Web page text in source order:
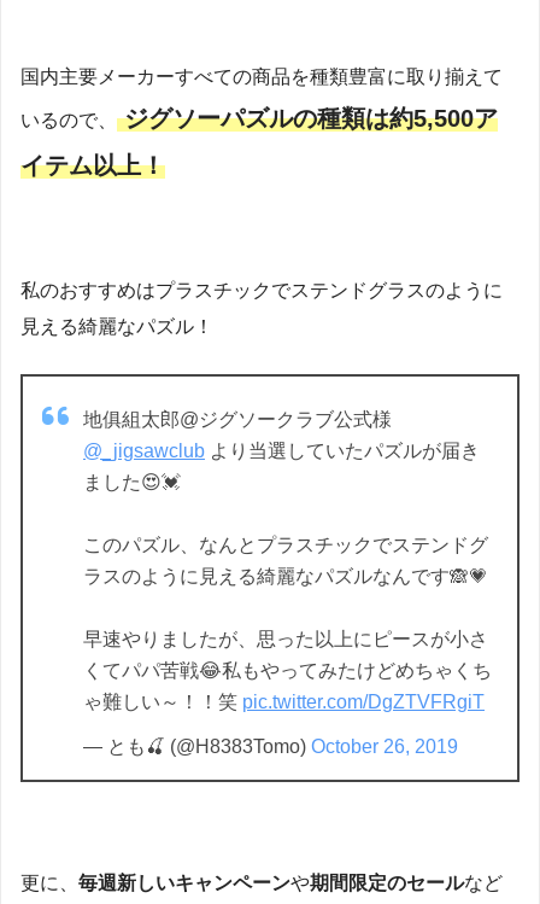
国内主要メーカーすべての商品を種類豊富に取り揃えて
いるので、 ジグソーパズルの種類は約5,500ア
イテム以上！
私のおすすめはプラスチックでステンドグラスのように
見える綺麗なパズル！
地俱組太郎@ジグソークラブ公式様
@_jigsawclub より当選していたパズルが届き
ました😍💓
このパズル、なんとプラスチックでステンドグ
ラスのように見える綺麗なパズルなんです🙈💗
早速やりましたが、思った以上にピースが小さ
くてパパ苦戦😂私もやってみたけどめちゃくち
ゃ難しい～！！笑 pic.twitter.com/DgZTVFRgiT
— とも🍒 (@H8383Tomo) October 26, 2019
更に、 毎週新しいキャンペーンや期間限定のセールなど